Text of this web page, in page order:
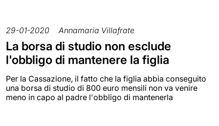
29-01-2020 Annamaria Villafrate
La borsa di studio non esclude
l'obbligo di mantenere la figlia
Per la Cassazione, il fatto che la figlia abbia conseguito
una borsa di studio di 800 euro mensili non va venire
meno in capo al padre l'obbligo di mantenerla